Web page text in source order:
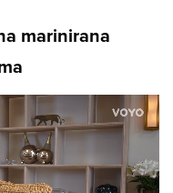
marinirana